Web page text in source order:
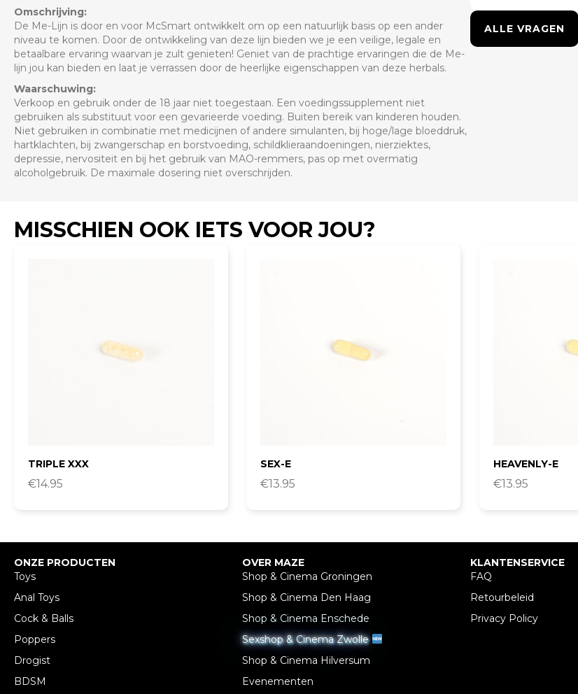
Omschrijving:
De Me-Lijn is door en voor McSmart ontwikkelt om op een natuurlijk basis op een ander
niveau te komen. Door de ontwikkeling van deze lijn bieden we je een veilige, legale en
betaalbare ervaring waarvan je zult genieten! Geniet van de prachtige ervaringen die de Me-
lijn jou kan bieden en laat je verrassen door de heerlijke eigenschappen van deze herbals.
Waarschuwing:
Verkoop en gebruik onder de 18 jaar niet toegestaan. Een voedingssupplement niet
gebruiken als substituut voor een gevarieerde voeding. Buiten bereik van kinderen houden.
Niet gebruiken in combinatie met medicijnen of andere simulanten, bij hoge/lage bloeddruk,
hartklachten, bij zwangerschap en borstvoeding, schildklieraandoeningen, nierziektes,
depressie, nervositeit en bij het gebruik van MAO-remmers, pas op met overmatig
alcoholgebruik. De maximale dosering niet overschrijden.
ALLE VRAGEN
MISSCHIEN OOK IETS VOOR JOU?
TRIPLE XXX
€14.95
SEX-E
€13.95
HEAVENLY-E
€13.95
ONZE PRODUCTEN
Toys
Anal Toys
Cock & Balls
Poppers
Drogist
BDSM
OVER MAZE
Shop & Cinema Groningen
Shop & Cinema Den Haag
Shop & Cinema Enschede
Sexshop & Cinema Zwolle
Shop & Cinema Hilversum
Evenementen
KLANTENSERVICE
FAQ
Retourbeleid
Privacy Policy